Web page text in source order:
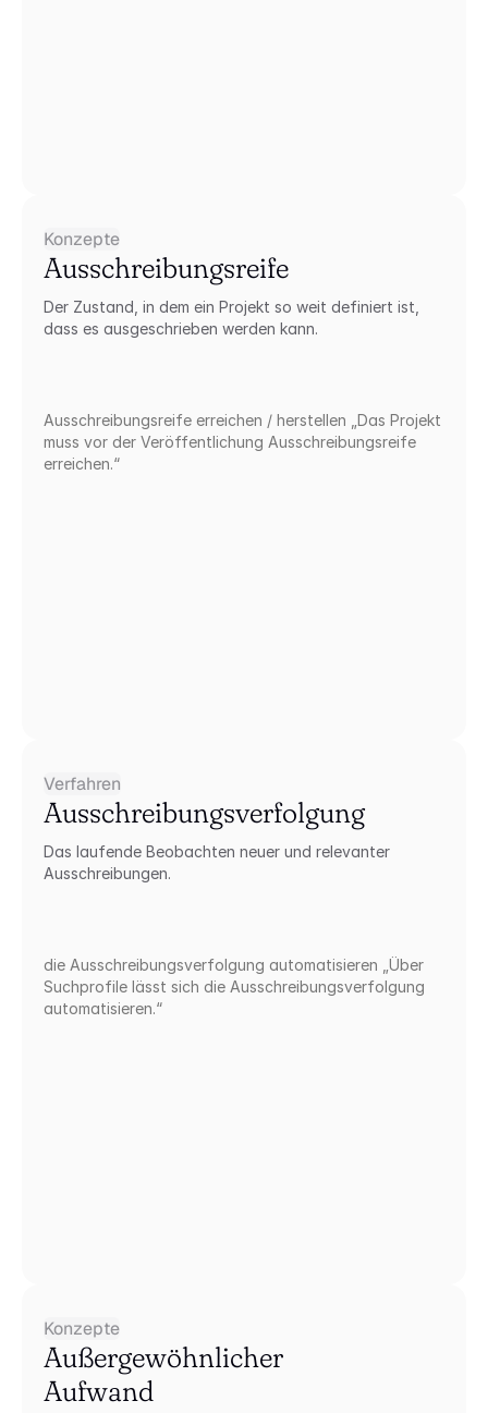
Konzepte
Ausschreibungsreife
Der Zustand, in dem ein Projekt so weit definiert ist,
dass es ausgeschrieben werden kann.
Ausschreibungsreife erreichen / herstellen „Das Projekt
muss vor der Veröffentlichung Ausschreibungsreife
erreichen.“
Verfahren
Ausschreibungsverfolgung
Das laufende Beobachten neuer und relevanter
Ausschreibungen.
die Ausschreibungsverfolgung automatisieren „Über
Suchprofile lässt sich die Ausschreibungsverfolgung
automatisieren.“
Konzepte
Außergewöhnlicher
Aufwand